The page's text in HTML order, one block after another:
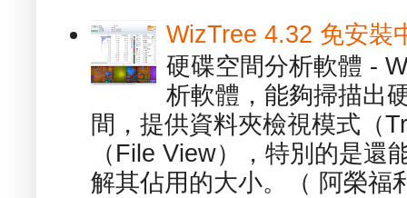
WizTree 4.32 免安裝
硬碟空間分析軟體 -
析軟體，能夠掃描出
間，提供資料夾檢視模式（
（File View），特別的是還
解其佔用的大小。（ 阿榮福